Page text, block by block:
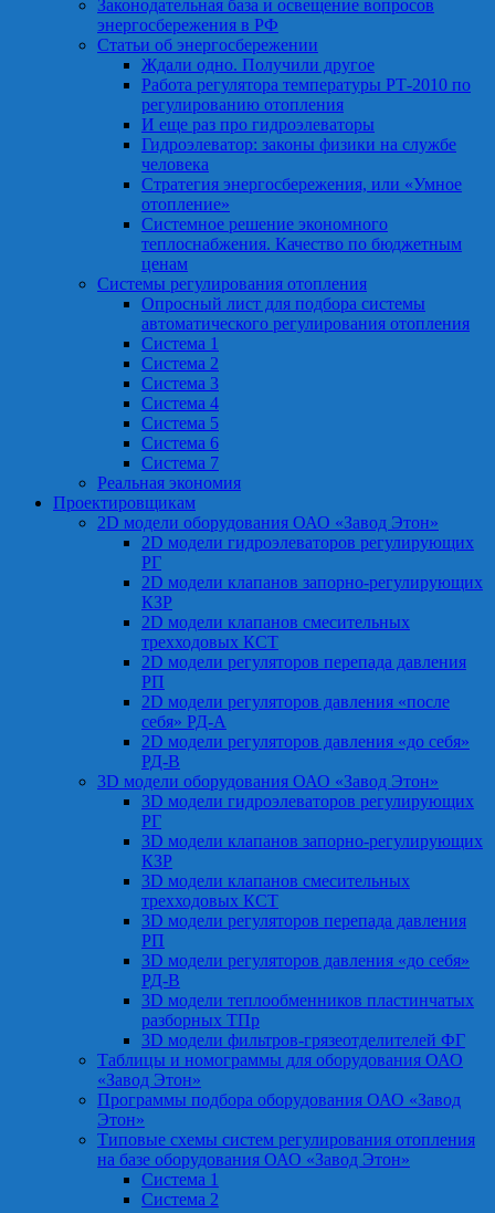
Законодательная база и освещение вопросов
энергосбережения в РФ
Статьи об энергосбережении
Ждали одно. Получили другое
Работа регулятора температуры РТ-2010 по
регулированию отопления
И еще раз про гидроэлеваторы
Гидроэлеватор: законы физики на службе
человека
Стратегия энергосбережения, или «Умное
отопление»
Системное решение экономного
теплоснабжения. Качество по бюджетным
ценам
Системы регулирования отопления
Опросный лист для подбора системы
автоматического регулирования отопления
Система 1
Система 2
Система 3
Система 4
Система 5
Система 6
Система 7
Реальная экономия
Проектировщикам
2D модели оборудования ОАО «Завод Этон»
2D модели гидроэлеваторов регулирующих
РГ
2D модели клапанов запорно-регулирующих
КЗР
2D модели клапанов смесительных
трехходовых КСТ
2D модели регуляторов перепада давления
РП
2D модели регуляторов давления «после
себя» РД-А
2D модели регуляторов давления «до себя»
РД-В
3D модели оборудования ОАО «Завод Этон»
3D модели гидроэлеваторов регулирующих
РГ
3D модели клапанов запорно-регулирующих
КЗР
3D модели клапанов смесительных
трехходовых КСТ
3D модели регуляторов перепада давления
РП
3D модели регуляторов давления «до себя»
РД-В
3D модели теплообменников пластинчатых
разборных ТПр
3D модели фильтров-грязеотделителей ФГ
Таблицы и номограммы для оборудования ОАО
«Завод Этон»
Программы подбора оборудования ОАО «Завод
Этон»
Типовые схемы систем регулирования отопления
на базе оборудования ОАО «Завод Этон»
Система 1
Система 2